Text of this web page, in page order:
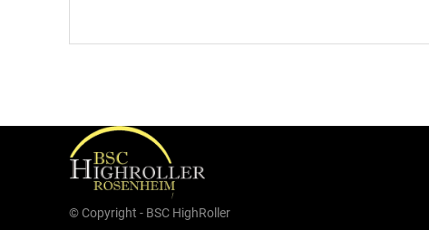
© Copyright - BSC HighRoller